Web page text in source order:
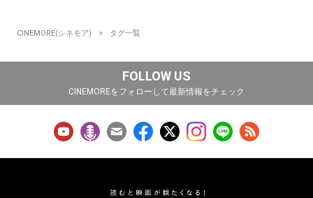
CINEMORE(シネモア) タグ一覧
FOLLOW US
CINEMOREをフォローして最新情報をチェック